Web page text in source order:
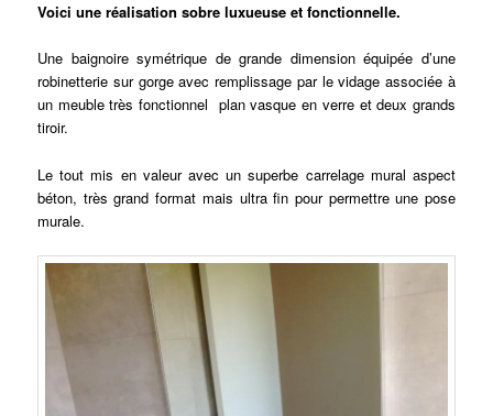
Voici une réalisation sobre luxueuse et fonctionnelle.
Une baignoire symétrique de grande dimension équipée d’une
robinetterie sur gorge avec remplissage par le vidage associée à
un meuble très fonctionnel plan vasque en verre et deux grands
tiroir.
Le tout mis en valeur avec un superbe carrelage mural aspect
béton, très grand format mais ultra fin pour permettre une pose
murale.